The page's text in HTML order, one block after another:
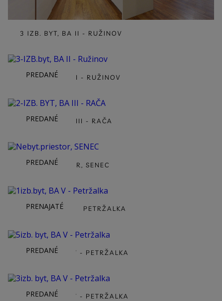
3 IZB. BYT, BA II - RUŽINOV
3-IZB.BYT, BA II - RUŽINOV
PREDANÉ
2-IZB. BYT, BA III - RAČA
PREDANÉ
NEBYT.PRIESTOR, SENEC
PREDANÉ
1IZB.BYT, BA V - PETRŽALKA
PRENAJATÉ
5IZB. BYT, BA V - PETRŽALKA
PREDANÉ
3IZB. BYT, BA V - PETRŽALKA
PREDANÉ